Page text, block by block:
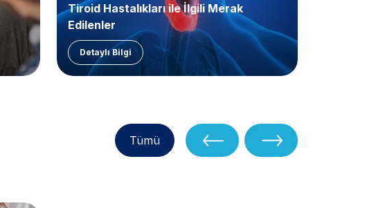
Tiroid Hastalıkları ile İlgili Merak
Edilenler
Detaylı Bilgi
Tümü